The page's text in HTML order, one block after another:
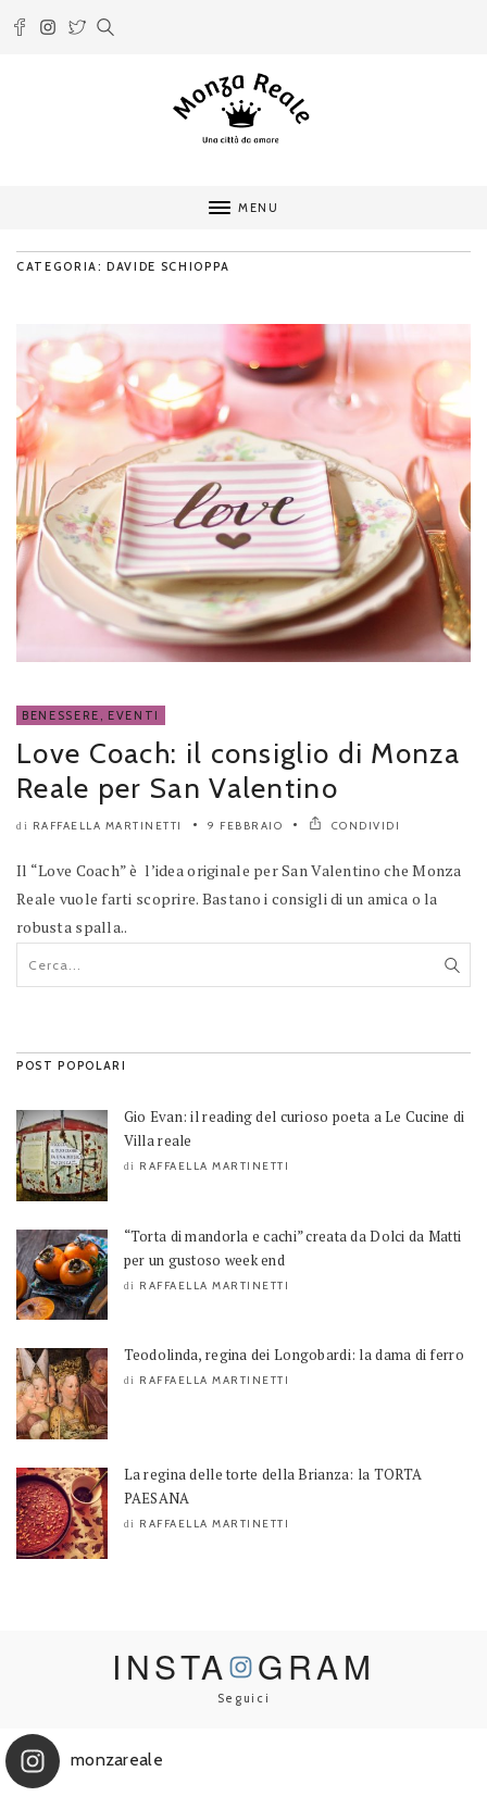
MENU
CATEGORIA: DAVIDE SCHIOPPA
BENESSERE , EVENTI
Love Coach: il consiglio di Monza
Reale per San Valentino
di RAFFAELLA MARTINETTI 9 FEBBRAIO CONDIVIDI
Il “Love Coach” è l’idea originale per San Valentino che Monza
Reale vuole farti scoprire. Bastano i consigli di un amica o la
robusta spalla..
POST POPOLARI
Gio Evan: il reading del curioso poeta a Le Cucine di
Villa reale
di RAFFAELLA MARTINETTI
“Torta di mandorla e cachi” creata da Dolci da Matti
per un gustoso week end
di RAFFAELLA MARTINETTI
Teodolinda, regina dei Longobardi: la dama di ferro
di RAFFAELLA MARTINETTI
La regina delle torte della Brianza: la TORTA
PAESANA
di RAFFAELLA MARTINETTI
INSTA GRAM
Seguici
monzareale